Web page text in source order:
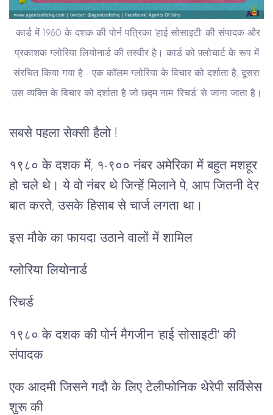
कार्ड में 1980 के दशक की पोर्न पत्रिका 'हाई सोसाइटी' की संपादक और
प्रकाशक ग्लोरिया लियोनार्ड की तस्वीर है। कार्ड को फ़्लोचार्ट के रूप में
संरचित किया गया है - एक कॉलम ग्लोरिया के विचार को दर्शाता है, दूसरा
उस व्यक्ति के विचार को दर्शाता है जो छद्म नाम 'रिचर्ड' से जाना जाता है।
सबसे पहला सेक्सी हैलो !
१९८० के दशक में, १-९०० नंबर अमेरिका में बहुत मशहूर
हो चले थे। ये वो नंबर थे जिन्हें मिलाने पे, आप जितनी देर
बात करते, उसके हिसाब से चार्ज लगता था।
इस मौके का फायदा उठाने वालों में शामिल
ग्लोरिया लियोनार्ड
रिचर्ड
१९८० के दशक की पोर्न मैगजीन 'हाई सोसाइटी' की
संपादक
एक आदमी जिसने गदौ के लिए टेलीफोनिक थेरेपी सर्विसेस
शुरू की